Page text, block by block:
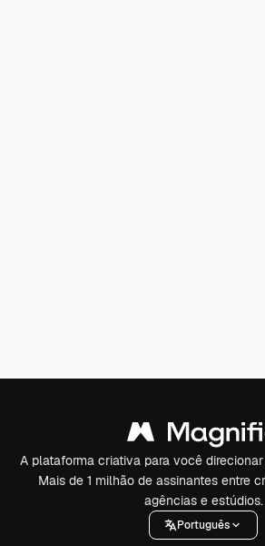
A plataforma criativa para você
Mais de 1 milhão de assinantes entre
agências e estúdios.
Português